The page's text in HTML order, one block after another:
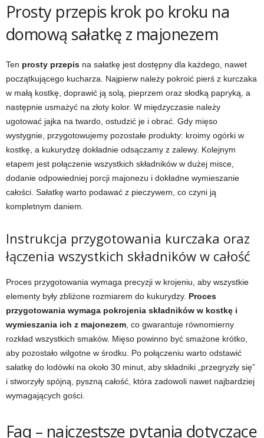
Prosty przepis krok po kroku na
domową sałatkę z majonezem
Ten prosty przepis na sałatkę jest dostępny dla każdego, nawet
początkującego kucharza. Najpierw należy pokroić pierś z kurczaka
w małą kostkę, doprawić ją solą, pieprzem oraz słodką papryką, a
następnie usmażyć na złoty kolor. W międzyczasie należy
ugotować jajka na twardo, ostudzić je i obrać. Gdy mięso
wystygnie, przygotowujemy pozostałe produkty: kroimy ogórki w
kostkę, a kukurydzę dokładnie odsączamy z zalewy. Kolejnym
etapem jest połączenie wszystkich składników w dużej misce,
dodanie odpowiedniej porcji majonezu i dokładne wymieszanie
całości. Sałatkę warto podawać z pieczywem, co czyni ją
kompletnym daniem.
Instrukcja przygotowania kurczaka oraz
łączenia wszystkich składników w całość
Proces przygotowania wymaga precyzji w krojeniu, aby wszystkie
elementy były zbliżone rozmiarem do kukurydzy. Proces
przygotowania wymaga pokrojenia składników w kostkę i
wymieszania ich z majonezem , co gwarantuje równomierny
rozkład wszystkich smaków. Mięso powinno być smażone krótko,
aby pozostało wilgotne w środku. Po połączeniu warto odstawić
sałatkę do lodówki na około 30 minut, aby składniki „przegryzły się”
i stworzyły spójną, pyszną całość, która zadowoli nawet najbardziej
wymagających gości.
Faq – najczęstsze pytania dotyczące